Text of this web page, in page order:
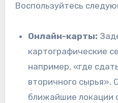
Воспользуйтесь
Онлайн-карты:
картографические
например, «где
вторичного сырья».
ближайшие локации